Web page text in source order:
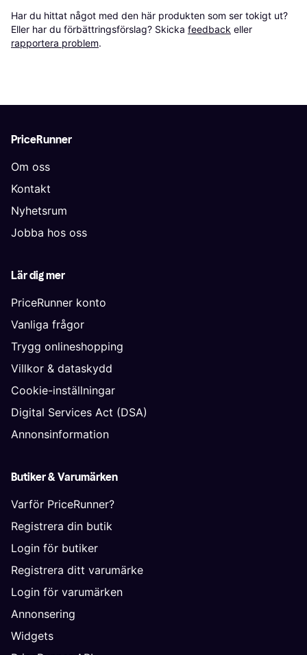
Har du hittat något med den här produkten som ser tokigt ut?
Eller har du förbättringsförslag? Skicka feedback eller
rapportera problem.
PriceRunner
Om oss
Kontakt
Nyhetsrum
Jobba hos oss
Lär dig mer
PriceRunner konto
Vanliga frågor
Trygg onlineshopping
Villkor & dataskydd
Cookie-inställningar
Digital Services Act (DSA)
Annonsinformation
Butiker & Varumärken
Varför PriceRunner?
Registrera din butik
Login för butiker
Registrera ditt varumärke
Login för varumärken
Annonsering
Widgets